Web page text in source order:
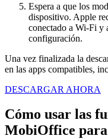
Espera a que los
dispositivo. Apple
conectado a Wi-Fi y
configuración.
Una vez finalizada la
en las apps compatibles,
DESCARGAR AHORA
Cómo usar las
MobiOffice